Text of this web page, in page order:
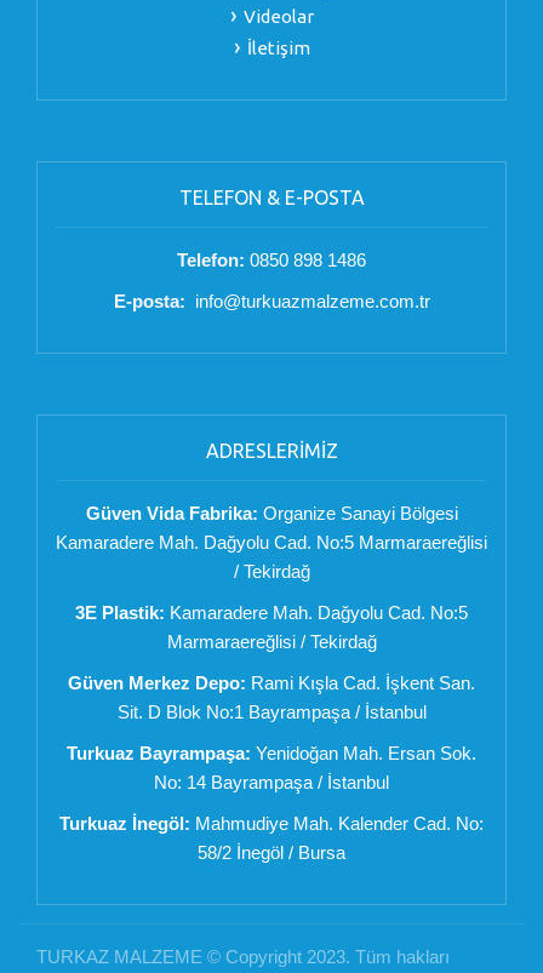
Videolar
İletişim
TELEFON & E-POSTA
Telefon: 0850 898 1486
E-posta: info@turkuazmalzeme.com.tr
ADRESLERİMİZ
Güven Vida Fabrika: Organize Sanayi Bölgesi
Kamaradere Mah. Dağyolu Cad. No:5 Marmaraereğlisi
/ Tekirdağ
3E Plastik: Kamaradere Mah. Dağyolu Cad. No:5
Marmaraereğlisi / Tekirdağ
Güven Merkez Depo: Rami Kışla Cad. İşkent San.
Sit. D Blok No:1 Bayrampaşa / İstanbul
Turkuaz Bayrampaşa: Yenidoğan Mah. Ersan Sok.
No: 14 Bayrampaşa / İstanbul
Turkuaz İnegöl: Mahmudiye Mah. Kalender Cad. No:
58/2 İnegöl / Bursa
TURKAZ MALZEME © Copyright 2023. Tüm hakları